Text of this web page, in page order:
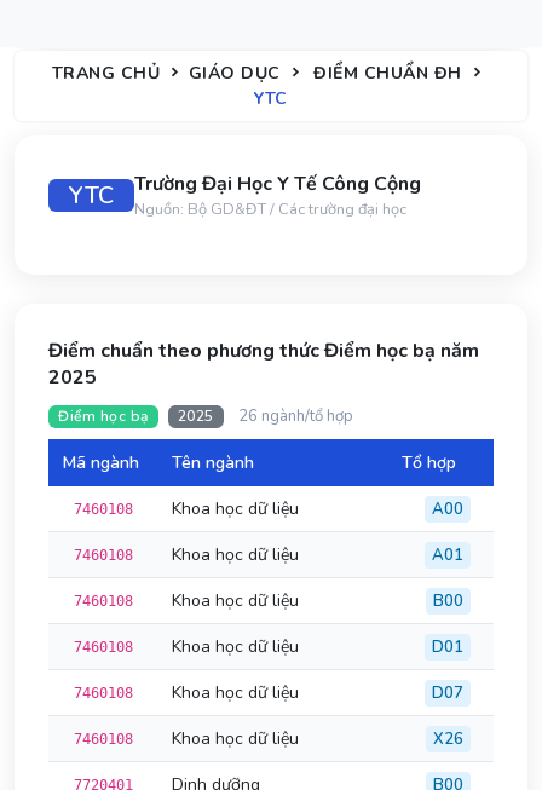
TRANG CHỦ GIÁO DỤC
ĐIỂM CHUẨN ĐH
YTC
YTC Trường Đại Học Y Tế Công Cộng
Nguồn: Bộ GD&ĐT / Các trường đại học
Điểm chuẩn theo phương thức Điểm học bạ năm
2025
Điểm học bạ 2025 26 ngành/tổ hợp
Mã ngành Tên ngành Tổ hợp
7460108 Khoa học dữ liệu A00
7460108 Khoa học dữ liệu A01
7460108 Khoa học dữ liệu B00
7460108 Khoa học dữ liệu D01
7460108 Khoa học dữ liệu D07
7460108 Khoa học dữ liệu X26
7720401 Dinh dưỡng B00